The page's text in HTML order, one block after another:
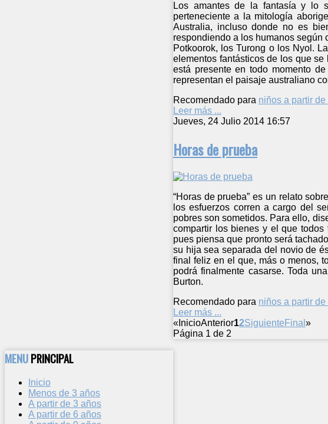
Los amantes de la fantasía y lo
perteneciente a la mitología
Australia, incluso donde no es
respondiendo a los humanos según
Potkoorok, los Turong o los Nyol.
elementos fantásticos de los que
está presente en todo momento
representan el paisaje australiano
Recomendado para niños a partir
Leer más ...
Jueves, 24 Julio 2014 16:57
Horas de prueba
“Horas de prueba” es un relato
los esfuerzos corren a cargo del
pobres son sometidos. Para ello,
compartir los bienes y el que
pues piensa que pronto será
su hija sea separada del novio de
final feliz en el que, más o menos,
podrá finalmente casarse. Toda
Burton.
Recomendado para niños a partir
Leer más ...
« InicioAnterior12Siguiente Final »
Página 1 de 2
MENUPRINCIPAL
Inicio
Menos de 3 años
A partir de 3 años
A partir de 6 años